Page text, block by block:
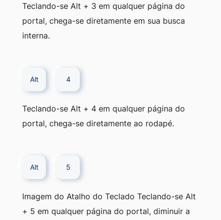
Teclando-se Alt + 3 em qualquer página do
portal, chega-se diretamente em sua busca
interna.
Alt 4
Teclando-se Alt + 4 em qualquer página do
portal, chega-se diretamente ao rodapé.
Alt 5
Imagem do Atalho do Teclado Teclando-se Alt
+ 5 em qualquer página do portal, diminuir a